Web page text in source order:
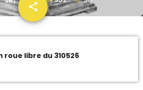
share
38
email
roue libre du 310526